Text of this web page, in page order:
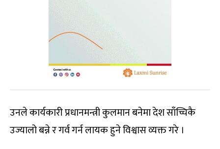
उनले कार्यकारी प्रधानमन्त्री कुलमान बनेमा देश साँच्चिकै
उज्यालो बन्ने र गर्व गर्न लायक हुने विश्वास व्यक्त गरे ।